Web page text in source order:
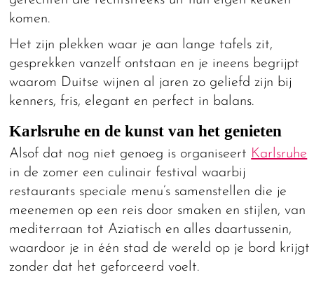
komen.
Het zijn plekken waar je aan lange tafels zit,
gesprekken vanzelf ontstaan en je ineens begrijpt
waarom Duitse wijnen al jaren zo geliefd zijn bij
kenners, fris, elegant en perfect in balans.
Karlsruhe en de kunst van het genieten
Alsof dat nog niet genoeg is organiseert Karlsruhe
in de zomer een culinair festival waarbij
restaurants speciale menu’s samenstellen die je
meenemen op een reis door smaken en stijlen, van
mediterraan tot Aziatisch en alles daartussenin,
waardoor je in één stad de wereld op je bord krijgt
zonder dat het geforceerd voelt.